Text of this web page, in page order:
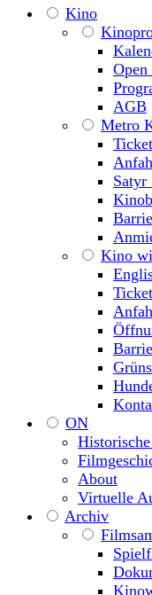
Kino
AGB
Metro
Kino
ON
About
Virtuelle
Archiv